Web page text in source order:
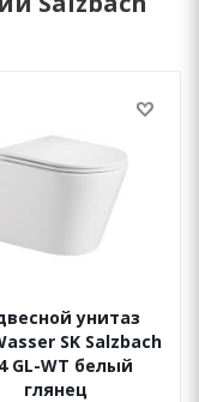
унитаз
SK Salzbach
GL-WT белый
глянец